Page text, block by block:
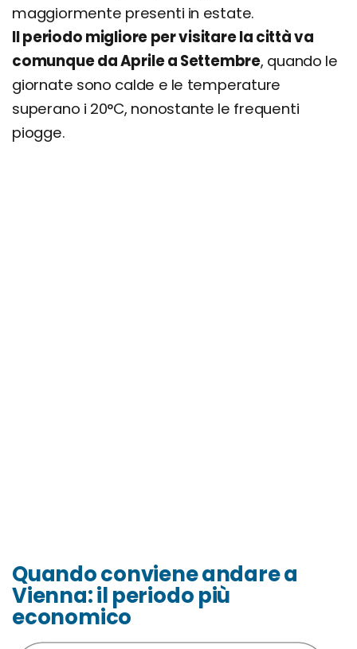
maggiormente presenti in estate.
Il periodo migliore per visitare la città va
comunque da Aprile a Settembre, quando le
giornate sono calde e le temperature
superano i 20°C, nonostante le frequenti
piogge.
Quando conviene andare a
Vienna: il periodo più
economico